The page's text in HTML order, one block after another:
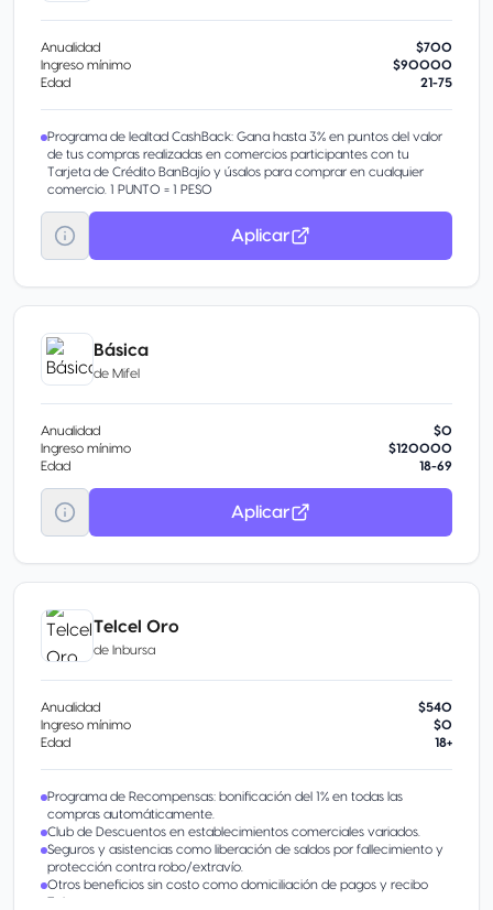
Anualidad
$700
Ingreso mínimo
$90000
Edad
21-75
Programa de lealtad CashBack: Gana hasta 3% en puntos del valor
de tus compras realizadas en comercios participantes con tu
Tarjeta de Crédito BanBajío y úsalos para comprar en cualquier
comercio. 1 PUNTO = 1 PESO
Aplicar
Básica
de Mifel
Anualidad
$0
Ingreso mínimo
$120000
Edad
18-69
Aplicar
Telcel Oro
de Inbursa
Anualidad
$540
Ingreso mínimo
$0
Edad
18+
Programa de Recompensas: bonificación del 1% en todas las
compras automáticamente.
Club de Descuentos en establecimientos comerciales variados.
Seguros y asistencias como liberación de saldos por fallecimiento y
protección contra robo/extravío.
Otros beneficios sin costo como domiciliación de pagos y recibo
Telmex.